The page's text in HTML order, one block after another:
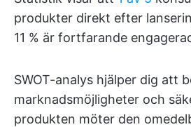
produkter direkt efter
11 % är fortfarande
SWOT-analys hjälper dig att
marknadsmöjligheter och
produkten möter den